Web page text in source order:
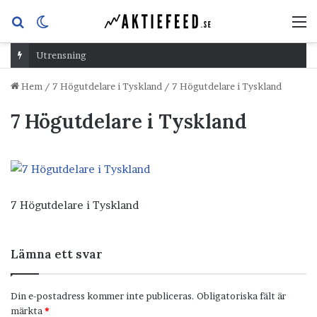
Sök
efterskin
Utrensning
Hem / 7 Högutdelare i Tyskland / 7 Högutdelare i Tyskland
7 Högutdelare i Tyskland
7 Högutdelare i Tyskland
Lämna ett svar
Din e-postadress kommer inte publiceras. Obligatoriska fält är
märkta *